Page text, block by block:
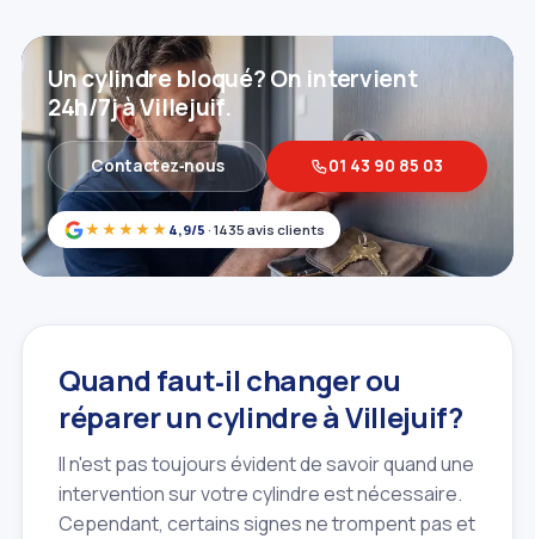
★★★★★ 4,9/5 · 1435 avis clients
Un cylindre bloqué? On intervient
24h/7j à Villejuif.
Contactez‑nous 01 43 90 85 03
Quand faut‑il changer ou
réparer un cylindre à Villejuif?
Il n'est pas toujours évident de savoir quand une
intervention sur votre cylindre est nécessaire.
Cependant, certains signes ne trompent pas et